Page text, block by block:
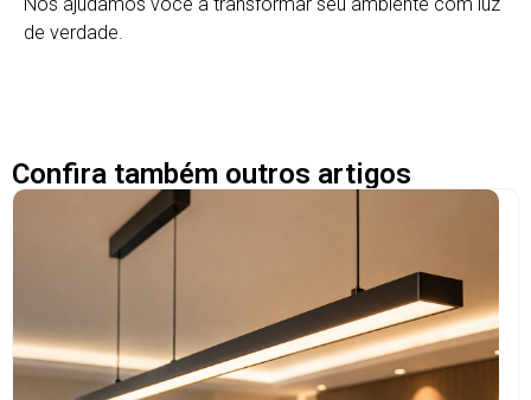
Nós ajudamos você a transformar seu ambiente com luz
de verdade.
Confira também outros artigos